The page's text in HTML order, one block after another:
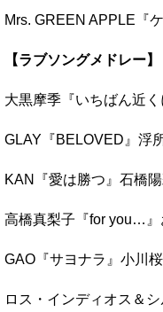
Mrs. GREEN APPLE『
【ラブソングメドレー】
大黒摩季『いちばん近
GLAY『BELOVED』浮
KAN『愛は勝つ』石橋
高橋真梨子『for you…』
GAO『サヨナラ』小川
ロス・インディオス＆